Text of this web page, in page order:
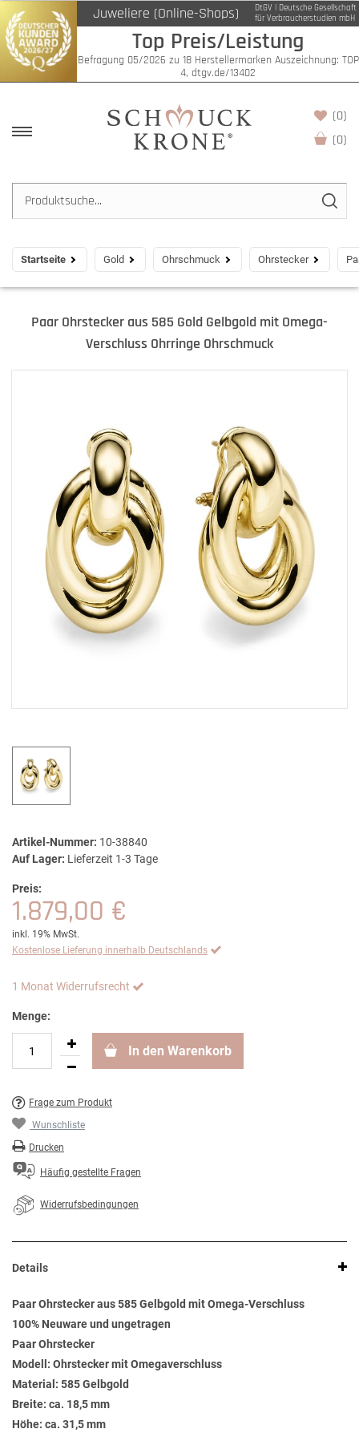
Juweliere (Online-Shops)
DtGV | Deutsche Gesellschaft
für Verbraucherstudien mbH
Top Preis/Leistung
Befragung 05/2026 zu 18 Herstellermarken Auszeichnung: TOP
4, dtgv.de/13402
(0)
(0)
Startseite Gold Ohrschmuck Ohrstecker
Paar Ohrstecker aus 585 Gold Gelbgold mit Omega-
Verschluss Ohrringe Ohrschmuck
Artikel-Nummer: 10-38840
Auf Lager: Lieferzeit 1-3 Tage
Preis:
1.879,00 €
inkl. 19% MwSt.
Kostenlose Lieferung innerhalb Deutschlands
1 Monat Widerrufsrecht
Menge:
In den Warenkorb
Frage zum Produkt
Wunschliste
Drucken
Häufig gestellte Fragen
Widerrufsbedingungen
Details
Paar Ohrstecker aus 585 Gelbgold mit Omega-Verschluss
100% Neuware und ungetragen
Paar Ohrstecker
Modell: Ohrstecker mit Omegaverschluss
Material: 585 Gelbgold
Breite: ca. 18,5 mm
Höhe: ca. 31,5 mm